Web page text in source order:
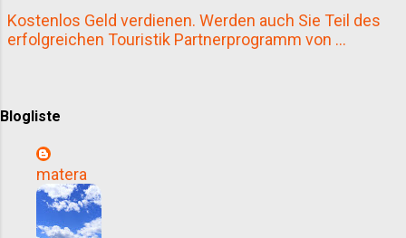
oder Carrara bieten perfekte Locations mit
historischer Atmosphäre und moderner
Kostenlos Geld verdienen. Werden auch Sie Teil des
erfolgreichen Touristik Partnerprogramm von ...
Blogliste
matera